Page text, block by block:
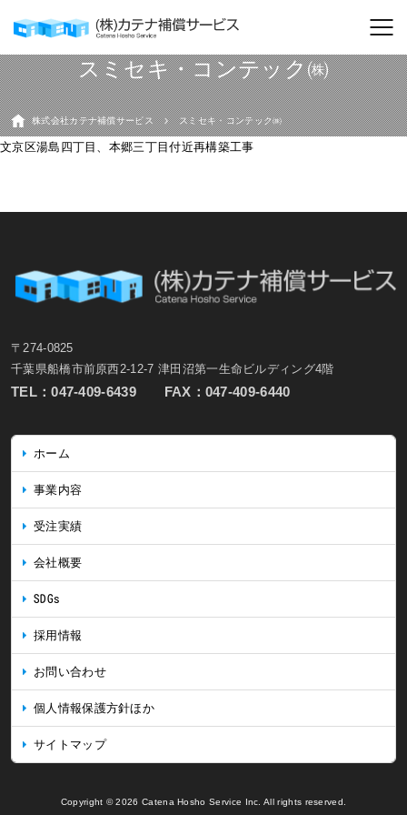
スミセキ・コンテック㈱
株式会社カテナ補償サービス スミセキ・コンテック㈱
文京区湯島四丁目、本郷三丁目付近再構築工事
〒274-0825
千葉県船橋市前原西2-12-7 津田沼第一生命ビルディング4階
TEL：047-409-6439 FAX：047-409-6440
ホーム
事業内容
受注実績
会社概要
SDGs
採用情報
お問い合わせ
個人情報保護方針ほか
サイトマップ
Copyright © 2026 Catena Hosho Service Inc. All rights reserved.